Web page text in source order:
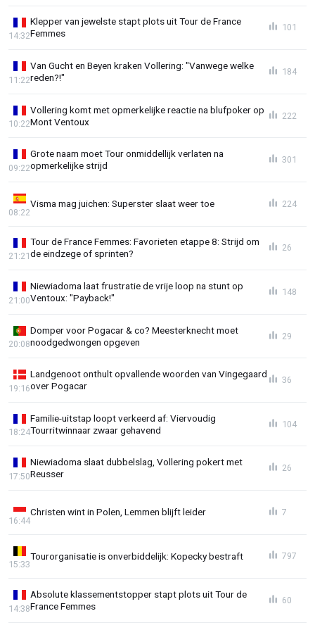
Klepper van jewelste stapt plots uit Tour de France
Femmes
14:32
101
Van Gucht en Beyen kraken Vollering: "Vanwege welke
reden?!"
11:22
184
Vollering komt met opmerkelijke reactie na blufpoker op
Mont Ventoux
10:22
222
Grote naam moet Tour onmiddellijk verlaten na
opmerkelijke strijd
09:22
301
Visma mag juichen: Superster slaat weer toe
08:22
224
Tour de France Femmes: Favorieten etappe 8: Strijd om
de eindzege of sprinten?
21:21
26
Niewiadoma laat frustratie de vrije loop na stunt op
Ventoux: "Payback!"
21:00
148
Domper voor Pogacar & co? Meesterknecht moet
noodgedwongen opgeven
20:08
29
Landgenoot onthult opvallende woorden van Vingegaard
over Pogacar
19:16
36
Familie-uitstap loopt verkeerd af: Viervoudig
Tourritwinnaar zwaar gehavend
18:24
104
Niewiadoma slaat dubbelslag, Vollering pokert met
Reusser
17:50
26
Christen wint in Polen, Lemmen blijft leider
16:44
7
Tourorganisatie is onverbiddelijk: Kopecky bestraft
15:33
797
Absolute klassementstopper stapt plots uit Tour de
France Femmes
14:38
60